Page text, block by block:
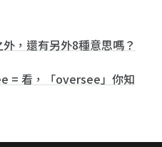
，還有另外8種意思嗎？
= 看，「oversee」你知